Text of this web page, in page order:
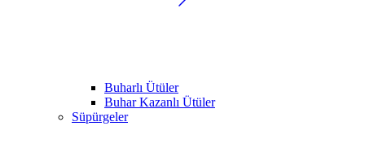
Buharlı Ütüler
Buhar Kazanlı Ütüler
Süpürgeler